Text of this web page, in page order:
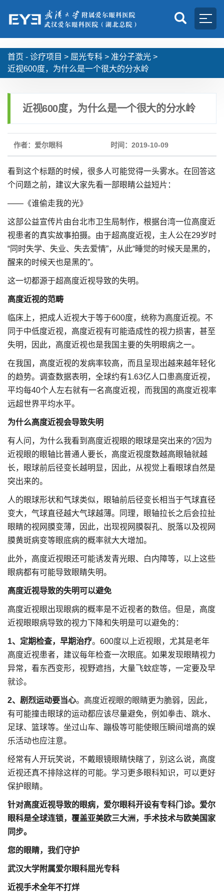
首页 - 诊疗项目 > 屈光专科 > 准分子激光 >
近视600度，为什么是一个很大的分水岭
近视600度，为什么是一个很大的分水岭
作者：爱尔眼科 时间：2019-10-09
看到这个标题的时候，很多人可能觉得一头雾水。在回答这
个问题之前，建议大家先看一部眼睛公益短片：
——《谁偷走我的光》
这部公益宣传片由台北市卫生局制作，根据台湾一位高度近
视患者的真实故事拍摄。由于超高度近视，主人公在29岁时
“同时失学、失业、失去爱情”，从此“睡觉的时候天是黑的，
醒来的时候天也是黑的”。
这一切都源于超高度近视导致的失明。
高度近视的范畴
临床上，把成人近视大于等于600度，统称为高度近视。不
同于中低度近视，高度近视有可能造成性的视力损害，甚至
失明，因此，高度近视也是我国主要的失明眼病之一。
在我国，高度近视的发病率较高，而且呈现出越来越年轻化
的趋势。调查数据表明，全球约有1.63亿人口患高度近视，
平均每40个人左右就有一名高度近视，而我国的高度近视率
远超世界平均水平。
为什么高度近视会导致失明
有人问，为什么我看到高度近视眼的眼球是突出来的?因为
近视眼的眼轴比普通人要长，高度近视度数越高眼轴就越
长，眼球前后径变长越明显，因此，从视觉上看眼球自然是
突出来的。
人的眼球形状和气球类似，眼轴前后径变长相当于气球直径
变大，气球直径越大气球越薄。同理，眼轴拉长之后会拉扯
眼睛的视网膜变薄，因此，出现视网膜裂孔、脱落以及视网
膜黄斑病变等眼底病的概率就大大增加。
此外，高度近视眼还可能诱发青光眼、白内障等，以上这些
眼病都有可能导致眼睛失明。
高度近视导致的失明可以避免
高度近视眼出现眼病的概率是不近视者的数倍。但是，高度
近视眼眼病导致的视力下降和失明是可以避免的：
1、定期检查，早期治疗。600度以上近视眼，尤其是老年
高度近视患者，建议每年检查一次眼底。如果发现眼睛视力
异常，看东西变形，视野遮挡，大量飞蚊症等，一定要及早
就诊。
2、剧烈运动要当心。高度近视眼的眼睛更为脆弱，因此，
有可能撞击眼球的运动都应该尽量避免，例如拳击、跳水、
足球、篮球等。坐过山车、蹦极等可能使眼压瞬间增高的娱
乐活动也应注意。
经常有人开玩笑说，不戴眼镜眼睛快瞎了，别这么说，高度
近视还真不排除这样的可能。学习更多眼科知识，可以更好
保护眼睛。
针对高度近视导致的眼病，爱尔眼科开设有专科门诊。 爱尔
眼科是全球连锁，覆盖亚美欧三大洲，手术技术与欧美国家
同步。
您的眼睛，我们守护
武汉大学附属爱尔眼科屈光专科
近视手术全年不打烊